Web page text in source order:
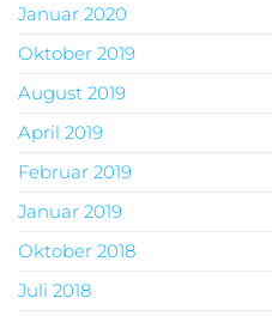
Januar 2020
Oktober 2019
August 2019
April 2019
Februar 2019
Januar 2019
Oktober 2018
Juli 2018